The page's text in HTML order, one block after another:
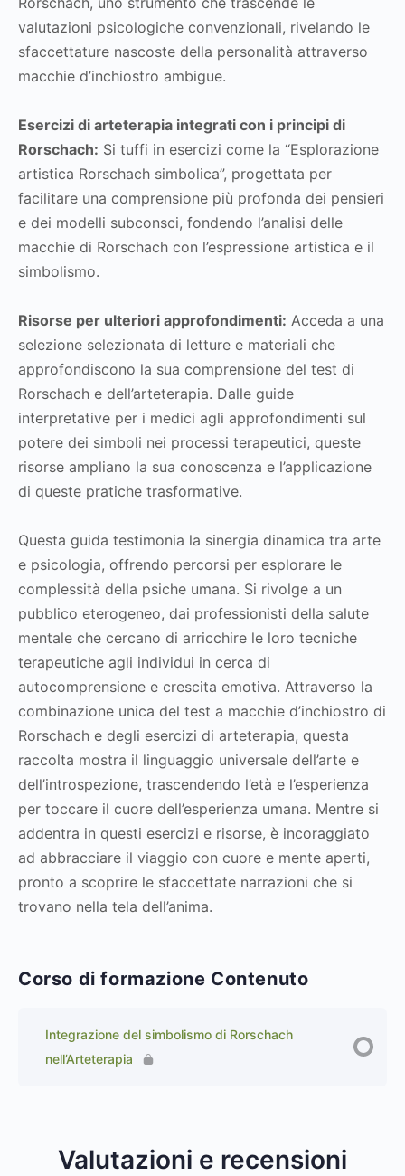
valutazioni psicologiche convenzionali, rivelando le
sfaccettature nascoste della personalità attraverso
macchie d’inchiostro ambigue.
Esercizi di arteterapia integrati con i principi di
Rorschach: Si tuffi in esercizi come la “Esplorazione
artistica Rorschach simbolica”, progettata per
facilitare una comprensione più profonda dei pensieri
e dei modelli subconsci, fondendo l’analisi delle
macchie di Rorschach con l’espressione artistica e il
simbolismo.
Risorse per ulteriori approfondimenti: Acceda a una
selezione selezionata di letture e materiali che
approfondiscono la sua comprensione del test di
Rorschach e dell’arteterapia. Dalle guide
interpretative per i medici agli approfondimenti sul
potere dei simboli nei processi terapeutici, queste
risorse ampliano la sua conoscenza e l’applicazione
di queste pratiche trasformative.
Questa guida testimonia la sinergia dinamica tra arte
e psicologia, offrendo percorsi per esplorare le
complessità della psiche umana. Si rivolge a un
pubblico eterogeneo, dai professionisti della salute
mentale che cercano di arricchire le loro tecniche
terapeutiche agli individui in cerca di
autocomprensione e crescita emotiva. Attraverso la
combinazione unica del test a macchie d’inchiostro di
Rorschach e degli esercizi di arteterapia, questa
raccolta mostra il linguaggio universale dell’arte e
dell’introspezione, trascendendo l’età e l’esperienza
per toccare il cuore dell’esperienza umana. Mentre si
addentra in questi esercizi e risorse, è incoraggiato
ad abbracciare il viaggio con cuore e mente aperti,
pronto a scoprire le sfaccettate narrazioni che si
trovano nella tela dell’anima.
Corso di formazione Contenuto
Integrazione del simbolismo di Rorschach
nell’Arteterapia
Valutazioni e recensioni